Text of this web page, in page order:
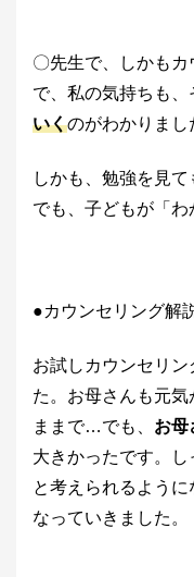
〇先生で、しかも
で、私の気持ちも
いくのがわかりまし
しかも、勉強を見
でも、子どもが「わ
●カウンセリング解
お試しカウンセリ
た。お母さんも元
ままで…でも、 お母
大きかったです。し
と考えられるよう
なっていきました。